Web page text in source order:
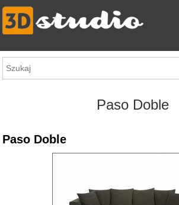
Paso Doble
Paso Doble